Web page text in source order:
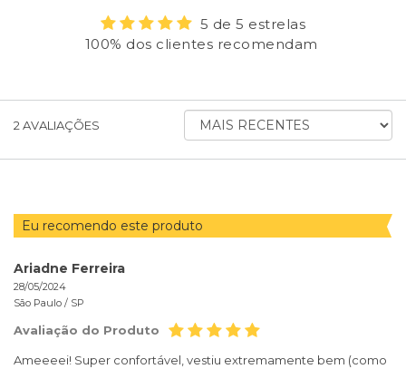
5 de 5 estrelas
100% dos clientes recomendam
2AVALIAÇÕES
ORDENAR
AVALIAÇÕES
Eu recomendo este produto
Ariadne Ferreira
28/05/2024
São Paulo / SP
Avaliação do Produto
Ameeeei! Super confortável, vestiu extremamente bem (como